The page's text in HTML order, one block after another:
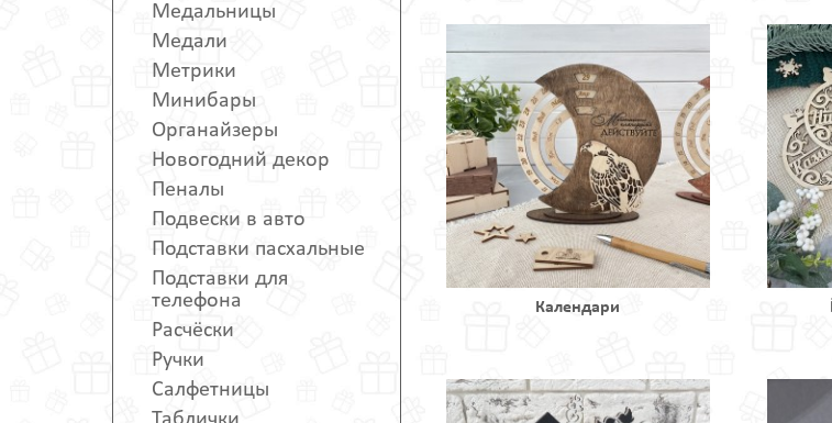
Медальницы
Медали
Метрики
Минибары
Органайзеры
Новогодний декор
Пеналы
Подвески в авто
Подставки пасхальные
Подставки для
телефона
Расчёски
Ручки
Салфетницы
Календари